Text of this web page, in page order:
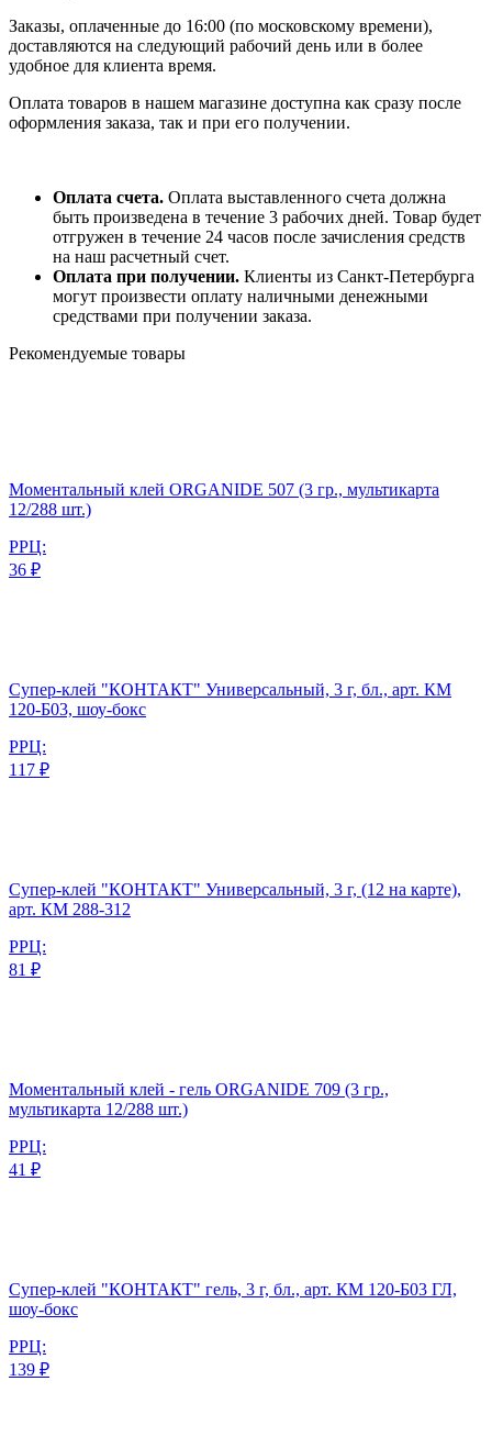
Заказы, оплаченные до 16:00 (по московскому времени),
доставляются на следующий рабочий день или в более
удобное для клиента время.
Оплата товаров в нашем магазине доступна как сразу после
оформления заказа, так и при его получении.
Оплата счета. Оплата выставленного счета должна
быть произведена в течение 3 рабочих дней. Товар будет
отгружен в течение 24 часов после зачисления средств
на наш расчетный счет.
Оплата при получении. Клиенты из Санкт-Петербурга
могут произвести оплату наличными денежными
средствами при получении заказа.
Рекомендуемые товары
Моментальный клей ORGANIDE 507 (3 гр., мультикарта
12/288 шт.)
РРЦ:
36 ₽
Супер-клей "КОНТАКТ" Универсальный, 3 г, бл., арт. КМ
120-Б03, шоу-бокс
РРЦ:
117 ₽
Супер-клей "КОНТАКТ" Универсальный, 3 г, (12 на карте),
арт. КМ 288-312
РРЦ:
81 ₽
Моментальный клей - гель ORGANIDE 709 (3 гр.,
мультикарта 12/288 шт.)
РРЦ:
41 ₽
Супер-клей "КОНТАКТ" гель, 3 г, бл., арт. КМ 120-Б03 ГЛ,
шоу-бокс
РРЦ:
139 ₽